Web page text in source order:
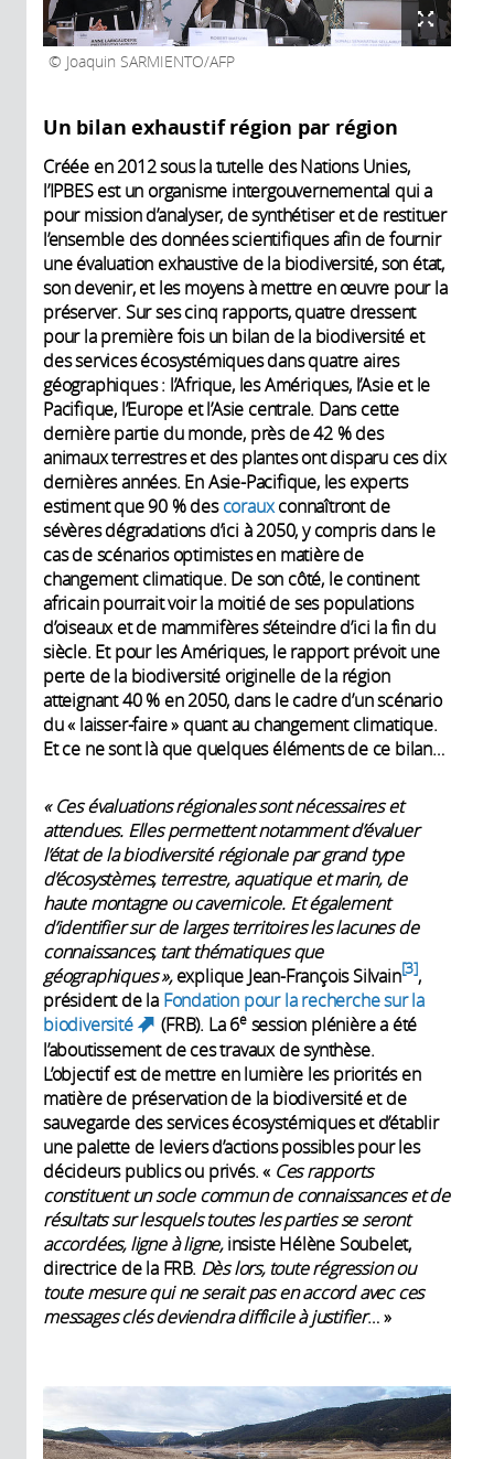
Joaquin SARMIENTO/AFP
Un bilan exhaustif région par région
Créée en 2012 sous la tutelle des Nations Unies,
l’IPBES est un organisme intergouvernemental qui a
pour mission d’analyser, de synthétiser et de restituer
l’ensemble des données scientifiques afin de fournir
une évaluation exhaustive de la biodiversité, son état,
son devenir, et les moyens à mettre en œuvre pour la
préserver. Sur ses cinq rapports, quatre dressent
pour la première fois un bilan de la biodiversité et
des services écosystémiques dans quatre aires
géographiques : l’Afrique, les Amériques, l’Asie et le
Pacifique, l’Europe et l’Asie centrale. Dans cette
dernière partie du monde, près de 42 % des
animaux terrestres et des plantes ont disparu ces dix
dernières années. En Asie-Pacifique, les experts
estiment que 90 % descorauxconnaîtront de
sévères dégradations d’ici à 2050, y compris dans le
cas de scénarios optimistes en matière de
changement climatique. De son côté, le continent
africain pourrait voir la moitié de ses populations
d’oiseaux et de mammifères s’éteindre d’ici la fin du
siècle. Et pour les Amériques, le rapport prévoit une
perte de la biodiversité originelle de la région
atteignant 40 % en 2050, dans le cadre d’un scénario
du « laisser-faire » quant au changement climatique.
Et ce ne sont là que quelques éléments de ce bilan…
« Ces évaluations régionales sont nécessaires et
attendues. Elles permettent notamment d’évaluer
l’état de la biodiversité régionale par grand type
d’écosystèmes, terrestre, aquatique et marin, de
haute montagne ou cavernicole. Et également
d’identifier sur de larges territoires les lacunes de
connaissances, tant thématiques que
géographiques »,explique Jean-François Silvain 3 ,
président de la Fondation pour la recherche sur la
biodiversité
(link is external)
(FRB). La 6esession plénière a été
l’aboutissement de ces travaux de synthèse.
L’objectif est de mettre en lumière les priorités en
matière de préservation de la biodiversité et de
sauvegarde des services écosystémiques et d’établir
une palette de leviers d’actions possibles pour les
décideurs publics ou privés. « Ces rapports
constituent un socle commun de connaissances et de
résultats sur lesquels toutes les parties se seront
accordées, ligne à ligne,insiste Hélène Soubelet,
directrice de la FRB. Dès lors, toute régression ou
toute mesure qui ne serait pas en accord avec ces
messages clés deviendra difficile à justifier… »